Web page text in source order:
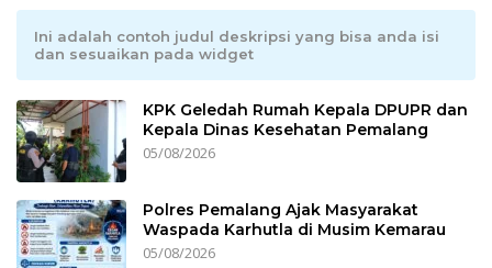
Ini adalah contoh judul deskripsi yang bisa anda isi
dan sesuaikan pada widget
KPK Geledah Rumah Kepala DPUPR dan
Kepala Dinas Kesehatan Pemalang
05/08/2026
Polres Pemalang Ajak Masyarakat
Waspada Karhutla di Musim Kemarau
05/08/2026